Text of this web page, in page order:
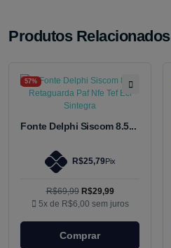
Produtos Relacionados
57%
Fonte Delphi Siscom 8.5...
R$25,79Pix
R$69,99 R$29,99
5x de R$6,00 sem juros
Comprar